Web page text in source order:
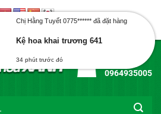
bạn đến với Điện Hoa Xanh
0964935005
Kệ hoa khai trương 641